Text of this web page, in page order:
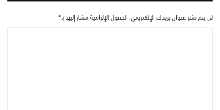
لن يتم نشر عنوان بريدك الإلكتروني. الحقول الإلزامية مشار إليها بـ*